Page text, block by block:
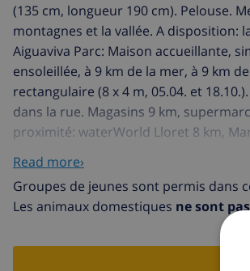
(135 cm, longueur 190 cm). Pelouse.
montagnes et la vallée. A disposition:
Aiguaviva Parc: Maison accueillante,
ensoleillée, à 9 km de la mer, à 9 km
rectangulaire (8 x 4 m, 05.04. et
dans la rue. Magasins 9 km,
proximité: waterWorld Lloret 8 km,
parties de la maison sont fermées et
Read more›
Groupes de jeunes sont permis dans
Les animaux domestiques ne sont